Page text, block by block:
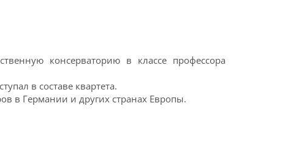
консерваторию в классе профессора
в составе квартета.
в Германии и других странах Европы.